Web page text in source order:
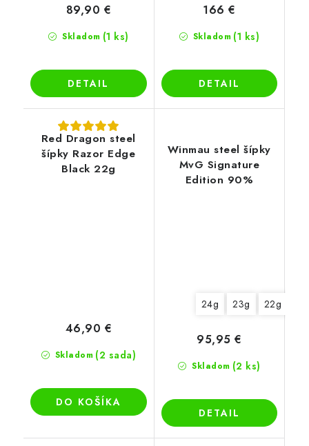
Skladom (1 ks)
89,90 €
DETAIL
Skladom (1 ks)
166 €
DETAIL
Red Dragon steel
šípky Razor Edge
Black 22g
Skladom (2 sada)
46,90 €
DO KOŠÍKA
Winmau steel šípky
MvG Signature
Edition 90%
24g 23g 22g
Skladom (2 ks)
95,95 €
DETAIL